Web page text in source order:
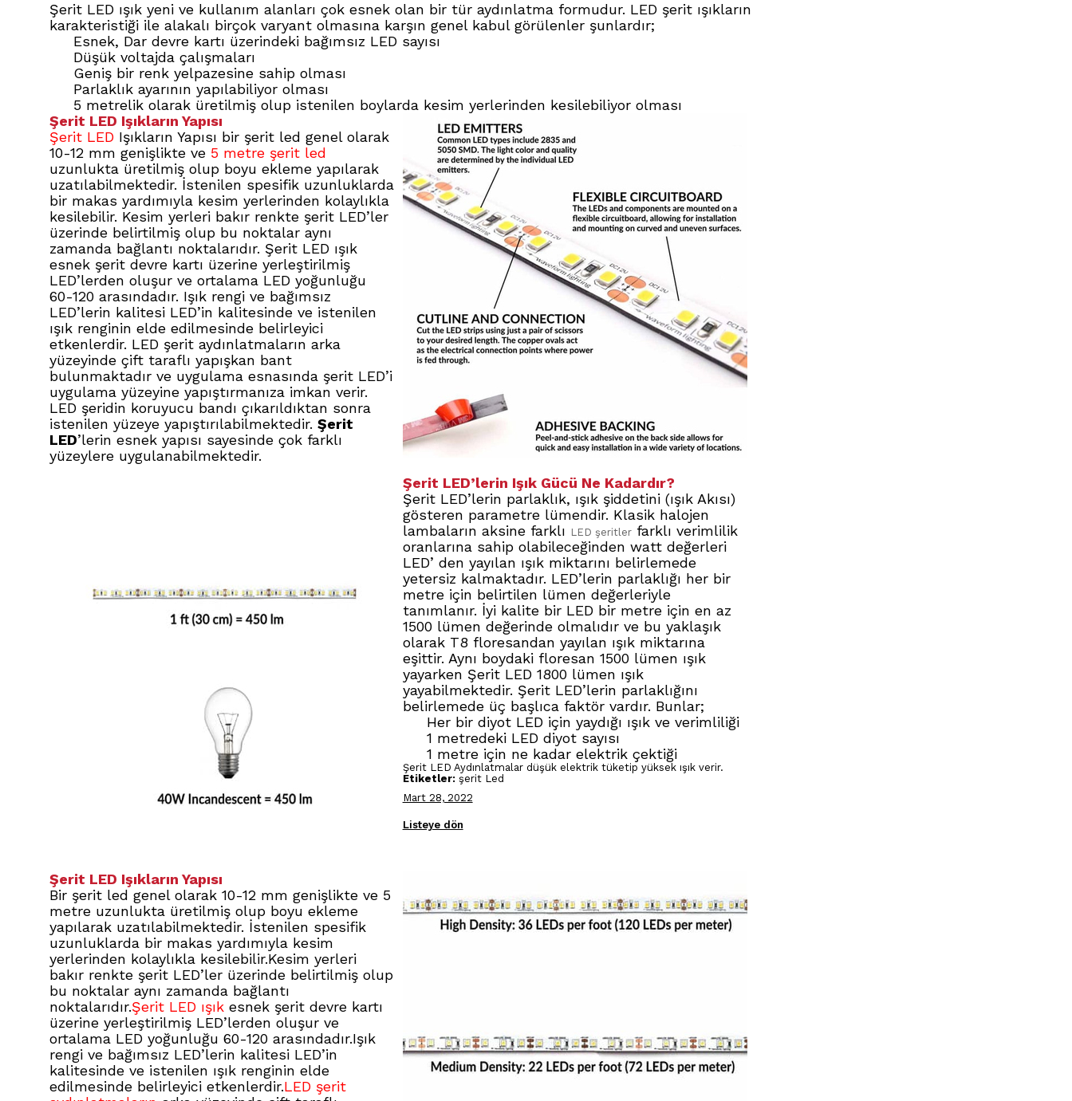
Şerit LED ışık yeni ve kullanım alanları çok esnek olan bir tür aydınlatma formudur. LED şerit ışıkların
karakteristiği ile alakalı birçok varyant olmasına karşın genel kabul görülenler şunlardır;
Esnek, Dar devre kartı üzerindeki bağımsız LED sayısı
Düşük voltajda çalışmaları
Geniş bir renk yelpazesine sahip olması
Parlaklık ayarının yapılabiliyor olması
5 metrelik olarak üretilmiş olup istenilen boylarda kesim yerlerinden kesilebiliyor olması
Şerit LED Işıkların Yapısı
Şerit LED Işıkların Yapısı bir şerit led genel olarak
10-12 mm genişlikte ve 5 metre şerit led
uzunlukta üretilmiş olup boyu ekleme yapılarak
uzatılabilmektedir. İstenilen spesifik uzunluklarda
bir makas yardımıyla kesim yerlerinden kolaylıkla
kesilebilir. Kesim yerleri bakır renkte şerit LED’ler
üzerinde belirtilmiş olup bu noktalar aynı
zamanda bağlantı noktalarıdır. Şerit LED ışık
esnek şerit devre kartı üzerine yerleştirilmiş
LED’lerden oluşur ve ortalama LED yoğunluğu
60-120 arasındadır. Işık rengi ve bağımsız
LED’lerin kalitesi LED’in kalitesinde ve istenilen
ışık renginin elde edilmesinde belirleyici
etkenlerdir. LED şerit aydınlatmaların arka
yüzeyinde çift taraflı yapışkan bant
bulunmaktadır ve uygulama esnasında şerit LED’i
uygulama yüzeyine yapıştırmanıza imkan verir.
LED şeridin koruyucu bandı çıkarıldıktan sonra
istenilen yüzeye yapıştırılabilmektedir. Şerit
LED’lerin esnek yapısı sayesinde çok farklı
yüzeylere uygulanabilmektedir.
Şerit LED’lerin Işık Gücü Ne Kadardır?
Şerit LED’lerin parlaklık, ışık şiddetini (ışık Akısı)
gösteren parametre lümendir. Klasik halojen
lambaların aksine farklı LED şeritlerfarklı verimlilik
oranlarına sahip olabileceğinden watt değerleri
LED’ den yayılan ışık miktarını belirlemede
yetersiz kalmaktadır. LED’lerin parlaklığı her bir
metre için belirtilen lümen değerleriyle
tanımlanır. İyi kalite bir LED bir metre için en az
1500 lümen değerinde olmalıdır ve bu yaklaşık
olarak T8 floresandan yayılan ışık miktarına
eşittir. Aynı boydaki floresan 1500 lümen ışık
yayarken Şerit LED 1800 lümen ışık
yayabilmektedir. Şerit LED’lerin parlaklığını
belirlemede üç başlıca faktör vardır. Bunlar;
Her bir diyot LED için yaydığı ışık ve verimliliği
1 metredeki LED diyot sayısı
1 metre için ne kadar elektrik çektiği
Şerit LED Aydınlatmalar düşük elektrik tüketip yüksek ışık verir.
Şerit LED Işıkların Yapısı
Bir şerit led genel olarak 10-12 mm genişlikte ve 5
metre uzunlukta üretilmiş olup boyu ekleme
yapılarak uzatılabilmektedir. İstenilen spesifik
uzunluklarda bir makas yardımıyla kesim
yerlerinden kolaylıkla kesilebilir.Kesim yerleri
bakır renkte şerit LED’ler üzerinde belirtilmiş olup
bu noktalar aynı zamanda bağlantı
noktalarıdır.Şerit LED ışık esnek şerit devre kartı
üzerine yerleştirilmiş LED’lerden oluşur ve
ortalama LED yoğunluğu 60-120 arasındadır.Işık
rengi ve bağımsız LED’lerin kalitesi LED’in
kalitesinde ve istenilen ışık renginin elde
edilmesinde belirleyici etkenlerdir.LED şerit
Etiketler:şerit Led
Mart 28, 2022
Listeye dön